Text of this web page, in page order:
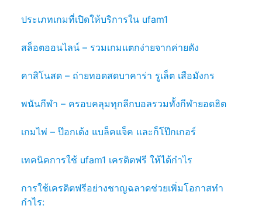
ประเภทเกมที่เปิดให้บริการใน ufam1
สล็อตออนไลน์ – รวมเกมแตกง่ายจากค่ายดัง
คาสิโนสด – ถ่ายทอดสดบาคาร่า รูเล็ต เสือมังกร
พนันกีฬา – ครอบคลุมทุกลีกบอลรวมทั้งกีฬายอดฮิต
เกมไพ่ – ป๊อกเด้ง แบล็คแจ็ค และก็โป๊กเกอร์
เทคนิคการใช้ ufam1 เครดิตฟรี ให้ได้กำไร
การใช้เครดิตฟรีอย่างชาญฉลาดช่วยเพิ่มโอกาสทำ
กำไร: